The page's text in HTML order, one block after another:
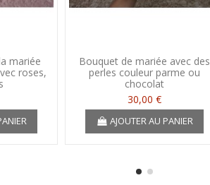
mariée
roses,
Bouquet de mariée avec des
perles couleur parme ou
chocolat
30,00 €
AJOUTER AU PANIER